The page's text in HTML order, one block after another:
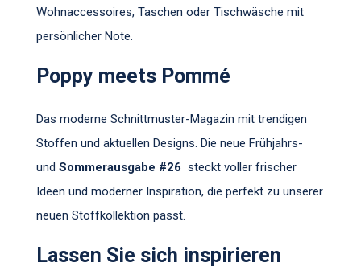
Wohnaccessoires, Taschen oder Tischwäsche mit
persönlicher Note.
Poppy meets Pommé
Das moderne Schnittmuster-Magazin mit trendigen
Stoffen und aktuellen Designs. Die neue Frühjahrs-
und Sommerausgabe #26 steckt voller frischer
Ideen und moderner Inspiration, die perfekt zu unserer
neuen Stoffkollektion passt.
Lassen Sie sich inspirieren